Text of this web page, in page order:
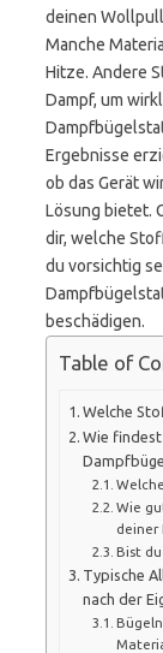
deinen
Manche
Hitze. Andere
Dampf, um
Ergebnisse
ob das Gerät
Lösung bietet.
dir, welche
du vorsichtig
beschädigen.
Table of
Welche
Wie
Wie
deiner
Bist
Typische
nach der